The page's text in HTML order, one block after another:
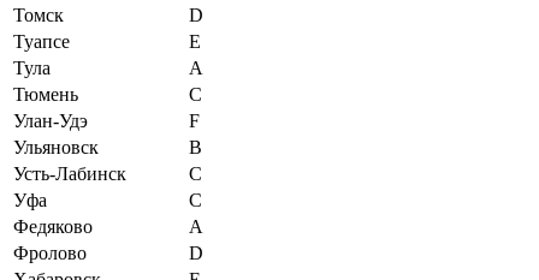
Томск
D
Туапсе
E
Тула
A
Тюмень
C
Улан-Удэ
F
Ульяновск
B
Усть-Лабинск
C
Уфа
C
Федяково
A
Фролово
D